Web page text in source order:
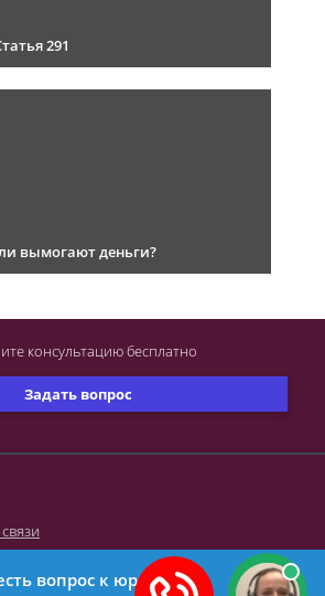
291
вымогают деньги?
Задать вопрос
консультациюбесплатно
вопрос к юристу?